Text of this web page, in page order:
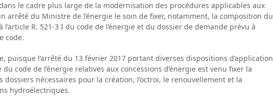
le cadre plus large de la modernisation des procédures applicables aux
arrêté du Ministre de l’énergie le soin de fixer, notamment, la composition du
l’article R. 521-3 I du code de l’énergie et du dossier de demande prévu à
code.
puisque l’arrêté du 13 février 2017 portant diverses dispositions d’application
code de l’énergie relatives aux concessions d’énergie est venu fixer la
nécessaires pour la création, l’octroi, le renouvellement et la
hydroélectriques.